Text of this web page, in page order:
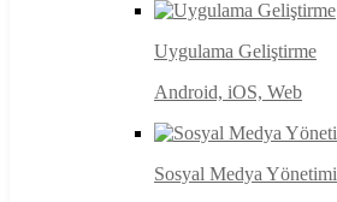
Uygulama Geliştirme
Android, iOS, Web
Sosyal Medya Yönetimi